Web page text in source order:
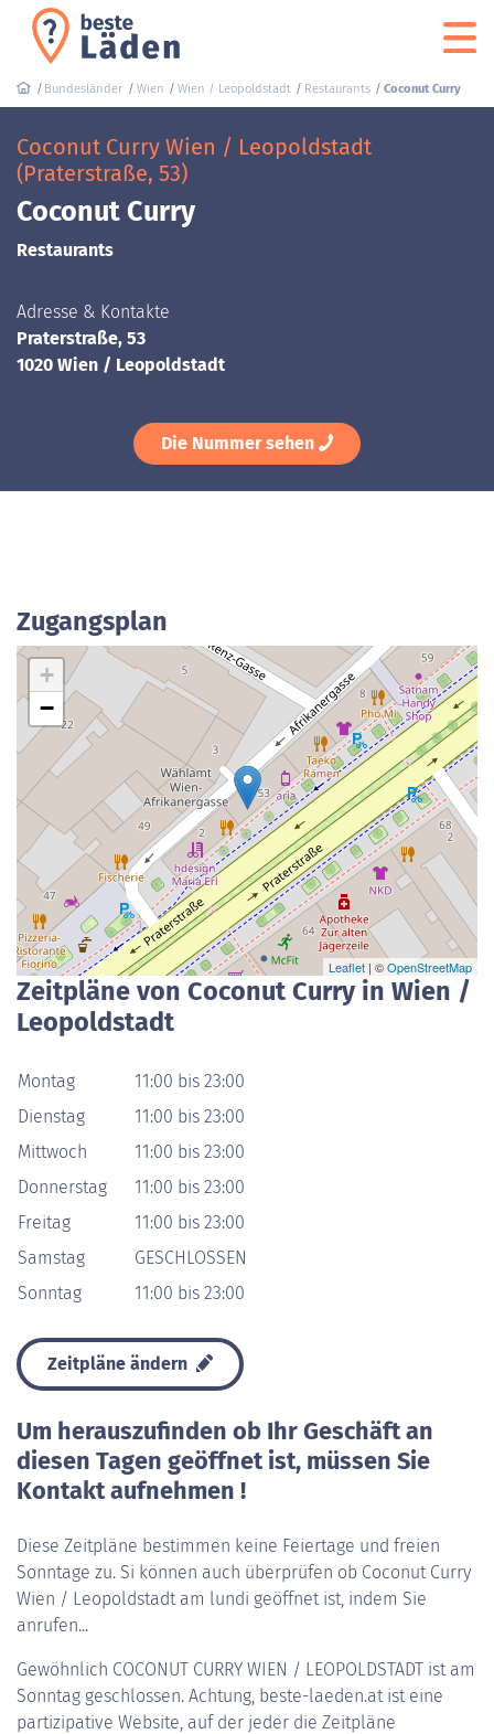
Bundesländer Wien Wien / Leopoldstadt Restaurants Coconut Curry
Coconut Curry Wien / Leopoldstadt
(Praterstraße, 53)
Coconut Curry
Restaurants
Adresse & Kontakte
Praterstraße, 53
1020 Wien / Leopoldstadt
Die Nummer sehen
Zugangsplan
+
−
Leaflet | ©OpenStreetMap
Zeitpläne von Coconut Curry in Wien /
Leopoldstadt
Montag
11:00 bis 23:00
Dienstag
11:00 bis 23:00
Mittwoch
11:00 bis 23:00
Donnerstag
11:00 bis 23:00
Freitag
11:00 bis 23:00
Samstag
GESCHLOSSEN
Sonntag
11:00 bis 23:00
Zeitpläne ändern
Um herauszufinden ob Ihr Geschäft an
diesen Tagen geöffnet ist, müssen Sie
Kontakt aufnehmen !
Diese Zeitpläne bestimmen keine Feiertage und freien
Sonntage zu. Si können auch überprüfen ob Coconut Curry
Wien / Leopoldstadt am lundi geöffnet ist, indem Sie
anrufen...
Gewöhnlich COCONUT CURRY WIEN / LEOPOLDSTADT ist am
Sonntag geschlossen. Achtung, beste-laeden.at ist eine
partizipative Website, auf der jeder die Zeitpläne